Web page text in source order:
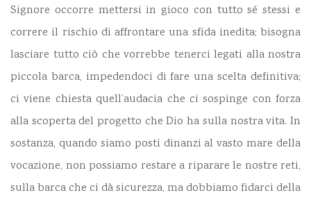
Signore occorre mettersi in gioco con tutto sé stessi e
correre il rischio di affrontare una sfida inedita; bisogna
lasciare tutto ciò che vorrebbe tenerci legati alla nostra
piccola barca, impedendoci di fare una scelta definitiva;
ci viene chiesta quell’audacia che ci sospinge con forza
alla scoperta del progetto che Dio ha sulla nostra vita. In
sostanza, quando siamo posti dinanzi al vasto mare della
vocazione, non possiamo restare a riparare le nostre reti,
sulla barca che ci dà sicurezza, ma dobbiamo fidarci della